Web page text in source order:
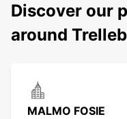
Discover our
around
MALMO FOSIE